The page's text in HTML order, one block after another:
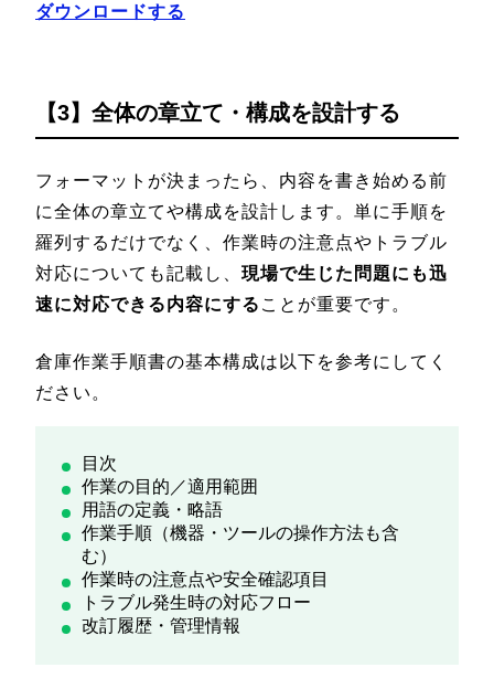
ダウンロードする
【3】全体の章立て・構成を設計する
フォーマットが決まったら、内容を書き始める前
に全体の章立てや構成を設計します。単に手順を
羅列するだけでなく、作業時の注意点やトラブル
対応についても記載し、 現場で生じた問題にも迅
速に対応できる内容にする ことが重要です。
倉庫作業手順書の基本構成は以下を参考にしてく
ださい。
目次
作業の目的／適用範囲
用語の定義・略語
作業手順（機器・ツールの操作方法も含
む）
作業時の注意点や安全確認項目
トラブル発生時の対応フロー
改訂履歴・管理情報